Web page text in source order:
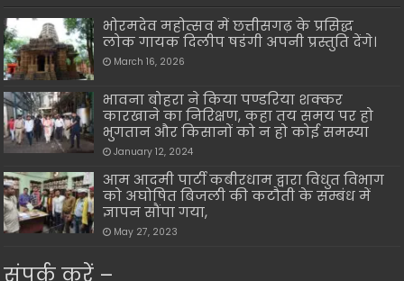
भोरमदेव महोत्सव में छत्तीसगढ़ के प्रसिद्ध
लोक गायक दिलीप षडंगी अपनी प्रस्तुति देंगे।
March 16, 2026
भावना बोहरा ने किया पण्डरिया शक्कर
कारखाने का निरिक्षण, कहा तय समय पर हो
भुगतान और किसानों को न हो कोई समस्या
January 12, 2024
आम आदमी पार्टी कबीरधाम द्वारा विधुत विभाग
को अघोषित बिजली की कटौती के सम्बंध में
ज्ञापन सौंपा गया,
May 27, 2023
संपर्क करें –